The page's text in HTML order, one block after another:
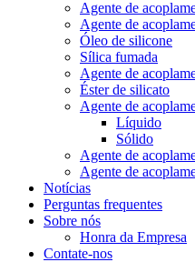
Agente de
Agente de
Óleo de silicone
Sílica fumada
Agente de
Éster de silicato
Agente de
Líquido
Sólido
Agente de
Agente de
Notícias
Perguntas frequentes
Sobre nós
Honra da Empresa
Contate-nos